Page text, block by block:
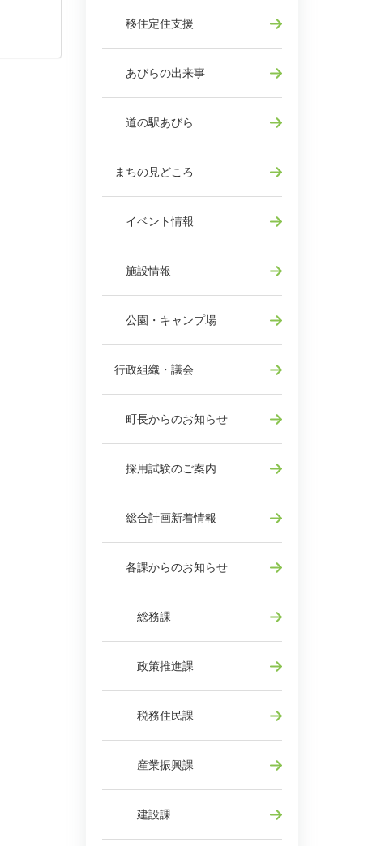
移住定住支援
あびらの出来事
道の駅あびら
まちの見どころ
イベント情報
施設情報
公園・キャンプ場
行政組織・議会
町長からのお知らせ
採用試験のご案内
総合計画新着情報
各課からのお知らせ
総務課
政策推進課
税務住民課
産業振興課
建設課